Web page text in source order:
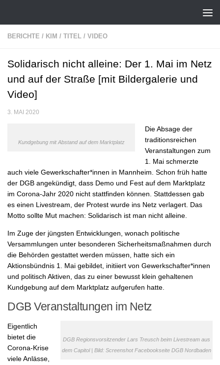
BERICHTE / KIM / TITEL / VIDEO
Solidarisch nicht alleine: Der 1. Mai im Netz
und auf der Straße [mit Bildergalerie und
Video]
3. MAI 2020
Kundgebung mit Abstand auf dem Marktplatz
Die Absage der
traditionsreichen
Veranstaltungen zum
1. Mai schmerzte
auch viele Gewerkschafter*innen in Mannheim. Schon früh hatte
der DGB angekündigt, dass Demo und Fest auf dem Marktplatz
im Corona-Jahr 2020 nicht stattfinden können. Stattdessen gab
es einen Livestream, der Protest wurde ins Netz verlagert. Das
Motto sollte Mut machen: Solidarisch ist man nicht alleine.
Im Zuge der jüngsten Entwicklungen, wonach politische
Versammlungen unter besonderen Sicherheitsmaßnahmen durch
die Behörden gestattet werden müssen, hatte sich ein
Aktionsbündnis 1. Mai gebildet, initiiert von Gewerkschafter*innen
und politisch Aktiven, das zu einer bewusst klein gehaltenen
Kundgebung auf dem Marktplatz aufgerufen hatte.
DGB Veranstaltungen im Netz
DGB Regionsvorsitzender Lars Treusch beim Livestream aus
dem Capitol | Bild: Screenshot Facebookseite DGB Nordbaden
Eigentlich
bietet die
Corona-Krise
viele Anlässe,